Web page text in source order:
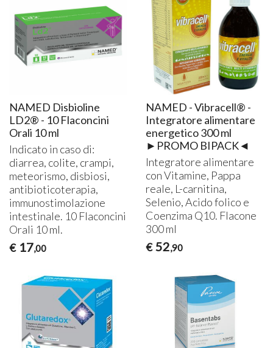
NAMED Disbioline
LD2® - 10 Flaconcini
Orali 10 ml
Indicato in caso di:
diarrea, colite, crampi,
meteorismo, disbiosi,
antibioticoterapia,
immunostimolazione
intestinale. 10 Flaconcini
Orali 10 ml.
€ 17,00
NAMED - Vibracell® -
Integratore alimentare
energetico 300 ml
►PROMO BIPACK◄
Integratore alimentare
con Vitamine, Pappa
reale, L-carnitina,
Selenio, Acido folico e
Coenzima Q10. Flacone
300 ml
€ 52,90